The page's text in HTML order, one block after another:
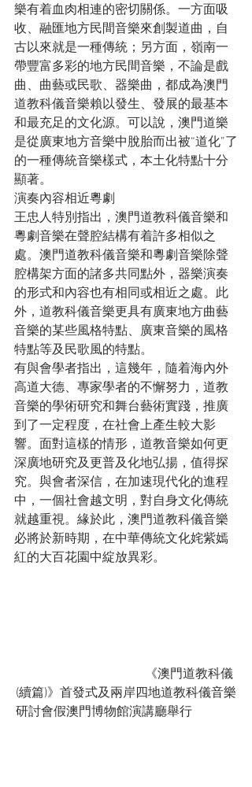
樂有着血肉相連的密切關係。一方面吸
收、融匯地方民間音樂來創製道曲，自
古以來就是一種傳統；另方面，嶺南一
帶豐富多彩的地方民間音樂，不論是戲
曲、曲藝或民歌、器樂曲，都成為澳門
道教科儀音樂賴以發生、發展的最基本
和最充足的文化源。可以說，澳門道樂
是從廣東地方音樂中脫胎而出被“道化”了
的一種傳統音樂樣式，本土化特點十分
顯著。
演奏內容相近粵劇
王忠人特別指出，澳門道教科儀音樂和
粵劇音樂在聲腔結構有着許多相似之
處。澳門道教科儀音樂和粵劇音樂除聲
腔構架方面的諸多共同點外，器樂演奏
的形式和內容也有相同或相近之處。此
外，道教科儀音樂更具有廣東地方曲藝
音樂的某些風格特點、廣東音樂的風格
特點等及民歌風的特點。
有與會學者指出，這幾年，隨着海內外
高道大德、專家學者的不懈努力，道教
音樂的學術研究和舞台藝術實踐，推廣
到了一定程度，在社會上產生較大影
響。面對這樣的情形，道教音樂如何更
深廣地研究及更普及化地弘揚，值得探
究。與會者深信，在加速現代化的進程
中，一個社會越文明，對自身文化傳統
就越重視。緣於此，澳門道教科儀音樂
必將於新時期，在中華傳統文化姹紫嫣
紅的大百花園中綻放異彩。
(續篇)》首發式及兩岸四地道教科儀音樂
研討會假澳門博物館演講廳舉行